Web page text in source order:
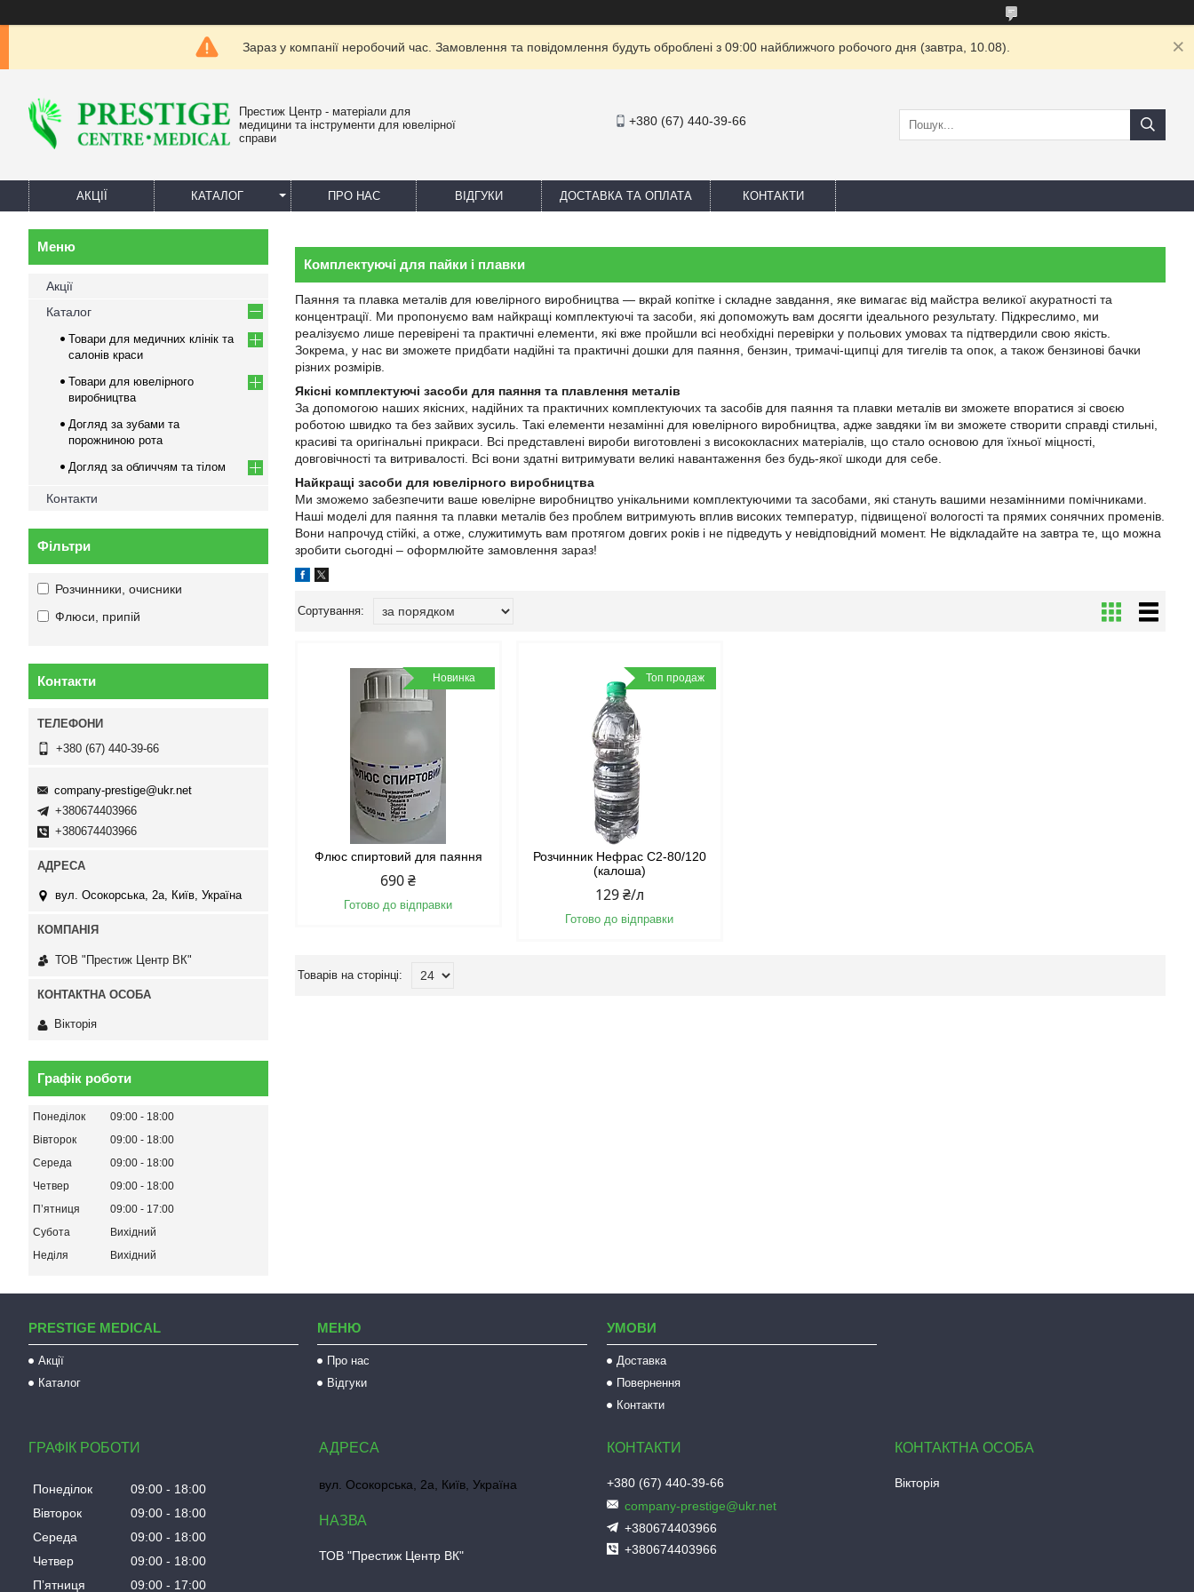
Зараз у компанії неробочий час. Замовлення та повідомлення будуть оброблені з 09:00 найближчого робочого дня (завтра, 10.08).
Престиж Центр - матеріали для
медицини та інструменти для ювелірної
справи
+380 (67) 440-39-66
АКЦІЇ КАТАЛОГ ПРО НАС ВІДГУКИ ДОСТАВКА ТА ОПЛАТА КОНТАКТИ
Комплектуючі для пайки і плавки
Паяння та плавка металів для ювелірного виробництва — вкрай копітке і складне завдання, яке вимагає від майстра великої акуратності та
концентрації. Ми пропонуємо вам найкращі комплектуючі та засоби, які допоможуть вам досягти ідеального результату. Підкреслимо, ми
реалізуємо лише перевірені та практичні елементи, які вже пройшли всі необхідні перевірки у польових умовах та підтвердили свою якість.
Зокрема, у нас ви зможете придбати надійні та практичні дошки для паяння, бензин, тримачі-щипці для тигелів та опок, а також бензинові бачки
різних розмірів.
Якісні комплектуючі засоби для паяння та плавлення металів
За допомогою наших якісних, надійних та практичних комплектуючих та засобів для паяння та плавки металів ви зможете впоратися зі своєю
роботою швидко та без зайвих зусиль. Такі елементи незамінні для ювелірного виробництва, адже завдяки їм ви зможете створити справді стильні,
красиві та оригінальні прикраси. Всі представлені вироби виготовлені з висококласних матеріалів, що стало основою для їхньої міцності,
довговічності та витривалості. Всі вони здатні витримувати великі навантаження без будь-якої шкоди для себе.
Найкращі засоби для ювелірного виробництва
Ми зможемо забезпечити ваше ювелірне виробництво унікальними комплектуючими та засобами, які стануть вашими незамінними помічниками.
Наші моделі для паяння та плавки металів без проблем витримують вплив високих температур, підвищеної вологості та прямих сонячних променів.
Вони напрочуд стійкі, а отже, служитимуть вам протягом довгих років і не підведуть у невідповідний момент. Не відкладайте на завтра те, що можна
зробити сьогодні – оформлюйте замовлення зараз!
Новинка
Флюс спиртовий для паяння
690 ₴
Готово до відправки
Топ продаж
Розчинник Нефрас С2-80/120
(калоша)
129 ₴/л
Готово до відправки
Акції
Каталог
Товари для медичних клінік та
салонів краси
Товари для ювелірного
виробництва
Догляд за зубами та
порожниною рота
Догляд за обличчям та тілом
Контакти
Фільтри
Розчинники, очисники
Флюси, припій
Контакти
+380 (67) 440-39-66
company-prestige@ukr.net
+380674403966
+380674403966
вул. Осокорська, 2а, Київ, Україна
ТОВ "Престиж Центр ВК"
Вікторія
Графік роботи
Понеділок 09:00
18:00
Вівторок
09:00
18:00
Середа
09:00
18:00
Четвер
09:00
18:00
Пʼятниця
09:00
17:00
Субота
Вихідний
Неділя
Вихідний
PRESTIGE MEDICAL
Акції
Каталог
МЕНЮ
Про нас
Відгуки
УМОВИ
Доставка
Повернення
Контакти
ГРАФІК РОБОТИ
Понеділок 09:00
18:00
Вівторок
09:00
18:00
Середа
09:00
18:00
Четвер
09:00
18:00
Пʼятниця
09:00 17:00
вул. Осокорська, 2а, Київ, Україна
ТОВ "Престиж Центр ВК"
+380 (67) 440-39-66
company-prestige@ukr.net
+380674403966
+380674403966
Вікторія